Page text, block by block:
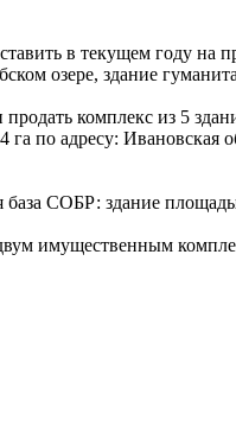
в текущем году на
озере, здание
комплекс из 5
га по адресу:
СОБР: здание
имущественным